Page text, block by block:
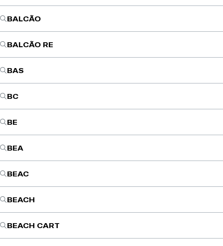
BALCÃO
BALCÃO RE
BAS
BC
BE
BEA
BEAC
BEACH
BEACH CART